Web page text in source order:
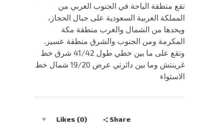
تقع منطقة الباحة في الجنوب الغربي من
المملكة العربية السعودية على جبال الحجاز،
ويحدها من الشمال والغرب منطقة مكة
المكرمة ومن الجنوب والشرق منطقة عسير.
وتقع على ما بين خطي طول 41/42 شرق خط
غرينتش وما بين دائرتي عرض 19/20 شمال خط
الاستواء
Likes (0) Share